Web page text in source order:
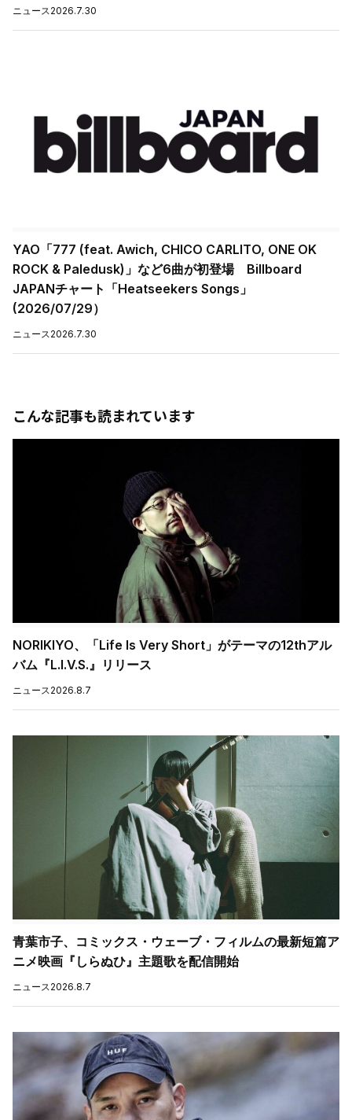
ニュース 2026.7.30
YAO「777 (feat. Awich, CHICO CARLITO, ONE OK
ROCK & Paledusk)」など6曲が初登場 Billboard
JAPANチャート「Heatseekers Songs」
(2026/07/29）
ニュース2026.7.30
こんな記事も読まれています
NORIKIYO、「Life Is Very Short」がテーマの12thアル
バム『L.I.V.S.』リリース
ニュース2026.8.7
青葉市子、コミックス・ウェーブ・フィルムの最新短篇ア
ニメ映画『しらぬひ』主題歌を配信開始
ニュース2026.8.7